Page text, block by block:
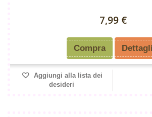
7,99 €
Compra Dettagli
Aggiungi alla lista dei
desideri